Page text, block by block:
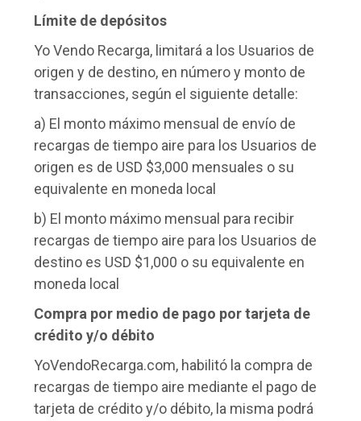
Límite de depósitos
Yo Vendo Recarga, limitará a los Usuarios de
origen y de destino, en número y monto de
transacciones, según el siguiente detalle:
a) El monto máximo mensual de envío de
recargas de tiempo aire para los Usuarios de
origen es de USD $3,000 mensuales o su
equivalente en moneda local
b) El monto máximo mensual para recibir
recargas de tiempo aire para los Usuarios de
destino es USD $1,000 o su equivalente en
moneda local
Compra por medio de pago por tarjeta de
crédito y/o débito
YoVendoRecarga.com, habilitó la compra de
recargas de tiempo aire mediante el pago de
tarjeta de crédito y/o débito, la misma podrá